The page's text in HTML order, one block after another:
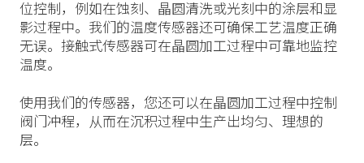
位控制，例如在蚀刻、晶圆清洗或光刻中的涂层和显
影过程中。我们的温度传感器还可确保工艺温度正确
无误。接触式传感器可在晶圆加工过程中可靠地监控
温度。
使用我们的传感器，您还可以在晶圆加工过程中控制
阀门冲程，从而在沉积过程中生产出均匀、理想的
层。